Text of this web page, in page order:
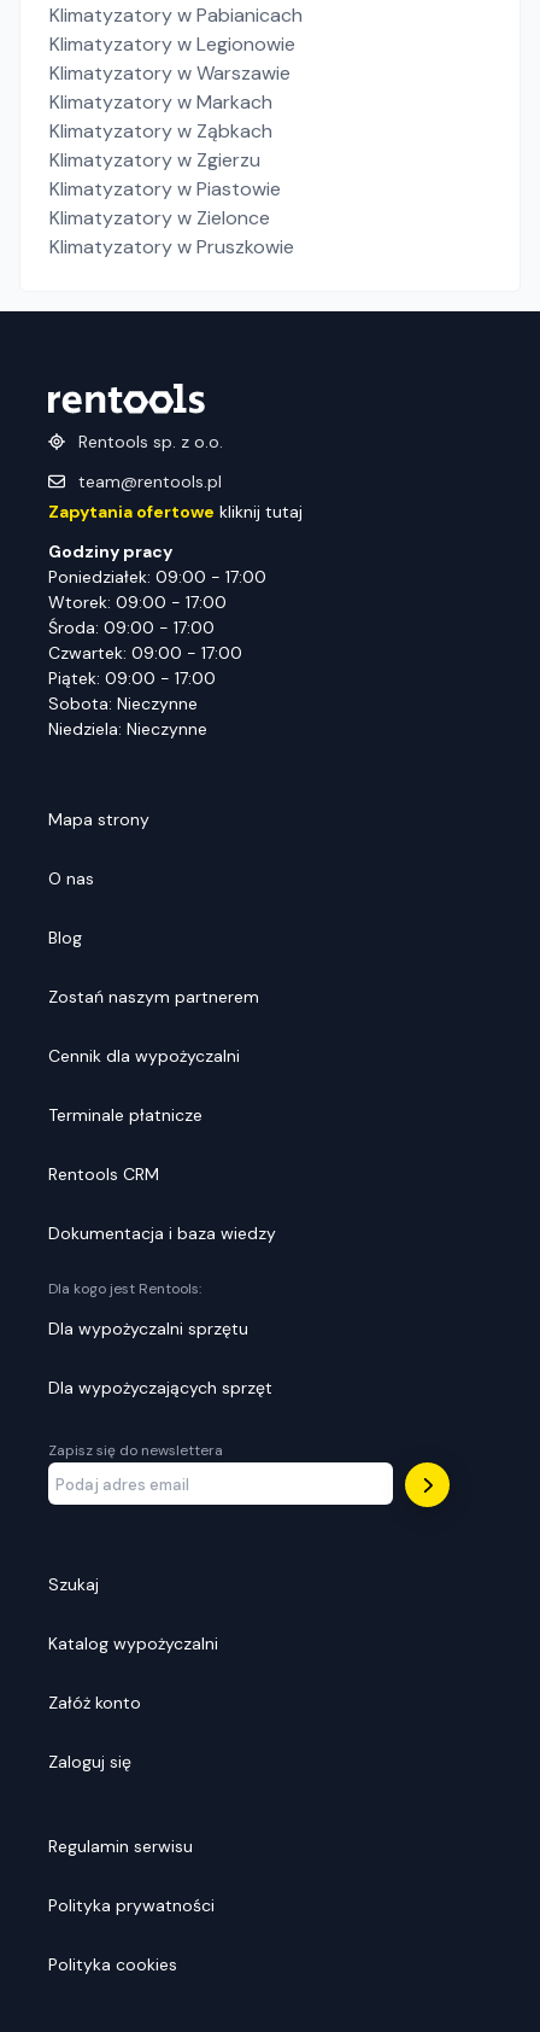
Klimatyzatoryw Pabianicach
Klimatyzatoryw Legionowie
Klimatyzatoryw Warszawie
Klimatyzatoryw Markach
Klimatyzatoryw Ząbkach
Klimatyzatoryw Zgierzu
Klimatyzatoryw Piastowie
Klimatyzatoryw Zielonce
Klimatyzatoryw Pruszkowie
Rentools sp. z o.o.
team@rentools.pl
Zapytania ofertowe kliknij tutaj
Godziny pracy
Poniedziałek: 09:00 - 17:00
Wtorek: 09:00 - 17:00
Środa: 09:00 - 17:00
Czwartek: 09:00 - 17:00
Piątek: 09:00 - 17:00
Sobota: Nieczynne
Niedziela: Nieczynne
Mapa strony
O nas
Blog
Zostań naszym partnerem
Cennik dla wypożyczalni
Terminale płatnicze
Rentools CRM
Dokumentacja i baza wiedzy
Dla kogo jest Rentools:
Dla wypożyczalni sprzętu
Dla wypożyczających sprzęt
Zapisz się do newslettera
Szukaj
Katalog wypożyczalni
Załóż konto
Zaloguj się
Regulamin serwisu
Polityka prywatności
Polityka cookies